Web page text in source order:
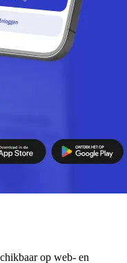
op web- en